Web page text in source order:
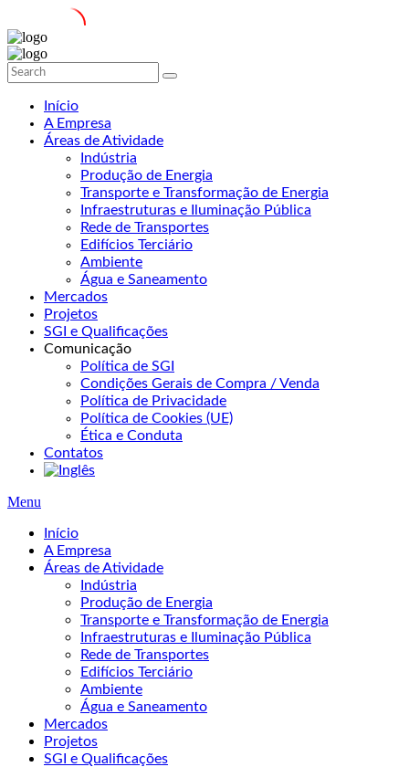
Início
A Empresa
Áreas de Atividade
Indústria
Produção de Energia
Transporte e Transformação de Energia
Infraestruturas e Iluminação Pública
Rede de Transportes
Edifícios Terciário
Ambiente
Água e Saneamento
Mercados
Projetos
SGI e Qualificações
Comunicação
Política de SGI
Condições Gerais de Compra / Venda
Política de Privacidade
Política de Cookies (UE)
Ética e Conduta
Contatos
Menu
Início
A Empresa
Áreas de Atividade
Indústria
Produção de Energia
Transporte e Transformação de Energia
Infraestruturas e Iluminação Pública
Rede de Transportes
Edifícios Terciário
Ambiente
Água e Saneamento
Mercados
Projetos
SGI e Qualificações